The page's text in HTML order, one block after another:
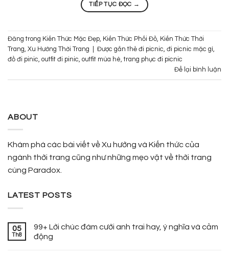
TIẾP TỤC ĐỌC →
Đăng trong Kiến Thức Mặc Đẹp, Kiến Thức Phối Đồ, Kiến Thức Thời
Trang, Xu Hướng Thời Trang Được gắn thẻ đi picnic, đi picnic mặc gì,
đồ đi pinic, outfit đi pinic, outfit mùa hè,trang phục đi picnic
Để lại bình luận
ABOUT
Khám phá các bài viết về Xu hướng và Kiến thức của
ngành thời trang cũng như những mẹo vặt về thời trang
cùng Paradox.
LATEST POSTS
05
Th8
99+ Lời chúc đám cưới anh trai hay, ý nghĩa và cảm
động